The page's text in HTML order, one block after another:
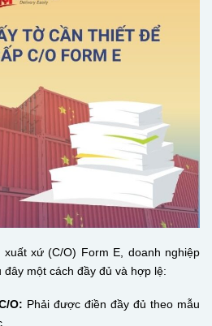
xứ (C/O) Form E, doanh nghiệp
một cách đầy đủ và hợp lệ:
O: Phải được điền đầy đủ theo mẫu